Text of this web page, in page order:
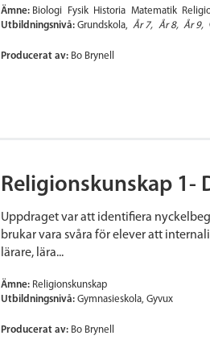
Ämne: Biologi Fysik Historia Matematik
Utbildningsnivå: Grundskola År 7 År 8 År 9
Producerat av: Bo Brynell
Religionskunskap 1-
Uppdraget var att identifiera
brukar vara svåra för elever att
lärare, lära...
Ämne: Religionskunskap
Utbildningsnivå: Gymnasieskola Gyvux
Producerat av: Bo Brynell